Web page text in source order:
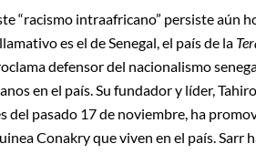
“racismo intraafricano” persiste aún
es el de Senegal, el país de la
defensor del nacionalismo
en el país. Su fundador y líder,
del pasado 17 de noviembre, ha
Conakry que viven en el país. Sarr